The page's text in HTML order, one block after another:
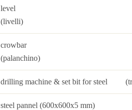
(livelli)
(palanchino)
drilling machine & set bit for steel
steel pannel (600x600x5 mm)